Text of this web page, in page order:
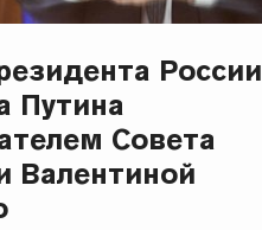
России
Путина
Совета
Валентиной